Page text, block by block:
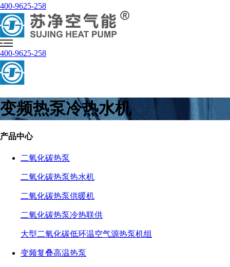
400-9625-258
400-9625-258
变频热泵冷热水机
产品中心
二氧化碳热泵
二氧化碳热泵热水机
二氧化碳热泵供暖机
二氧化碳热泵冷热联供
大型二氧化碳低环温空气源热泵机组
变频复叠高温热泵